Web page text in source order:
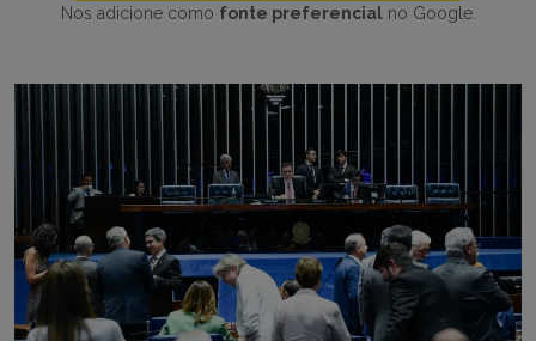
Nos adicione como fonte preferencialno Google.